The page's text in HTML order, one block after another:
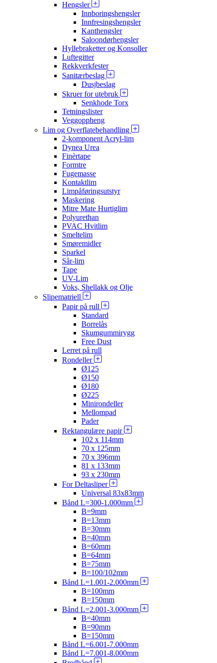
Hengsler
Innboringshengsler
Innfresingshengsler
Kanthengsler
Saloondørhengsler
Hyllebraketter og Konsoller
Luftegitter
Rekkverkfester
Sanitærbeslag
Dusjbeslag
Skruer for utebruk
Senkhode Torx
Tetningslister
Veggoppheng
Lim og Overflatebehandling
2-komponent Acryl-lim
Dynea Urea
Finèrtape
Formtre
Fugemasse
Kontaktlim
Limpåføringsutstyr
Maskering
Mitre Mate Hurtiglim
Polyurethan
PVAC Hvitlim
Smeltelim
Smøremidler
Sparkel
Sår-lim
Tape
UV-Lim
Voks, Shellakk og Olje
Slipematriell
Papir på rull
Standard
Borrelås
Skumgummirygg
Free Dust
Lerret på rull
Rondeller
Ø125
Ø150
Ø180
Ø225
Minirondeller
Mellompad
Pader
Rektangulære papir
102 x 114mm
70 x 125mm
70 x 396mm
81 x 133mm
93 x 230mm
For Deltasliper
Universal 83x83mm
Bånd L=300-1.000mm
B=9mm
B=13mm
B=30mm
B=40mm
B=60mm
B=64mm
B=75mm
B=100/102mm
Bånd L=1.001-2.000mm
B=100mm
B=150mm
Bånd L=2.001-3.000mm
B=40mm
B=90mm
B=150mm
Bånd L=6.001-7.000mm
Bånd L=7.001-8.000mm